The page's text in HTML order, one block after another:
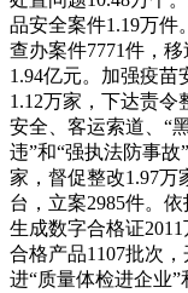
品安全案件1.19万件
查办案件7771件，
1.94亿元。加强疫
1.12万家，下达责令
安全、客运索道、“
违”和“强执法防事
家，督促整改1.97万
台，立案2985件。
生成数字合格证
合格产品1107批次
进“质量体检进企业